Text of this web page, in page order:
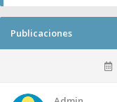
Publicaciones